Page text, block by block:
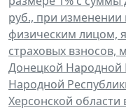
руб., при
физическим лицом,
страховых взносов,
Донецкой Народной
Народной
Херсонской